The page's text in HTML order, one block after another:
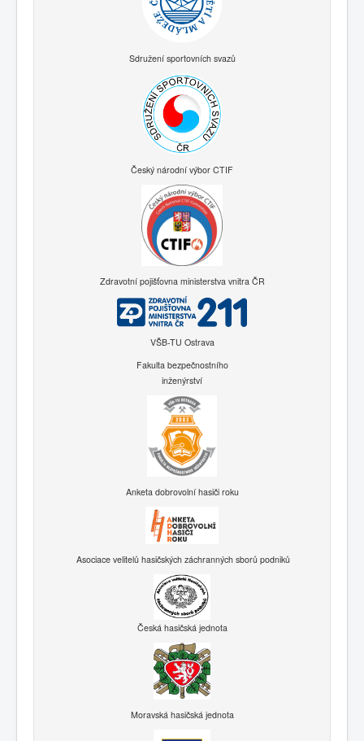
Sdružení sportovních svazů
Český národní výbor CTIF
Zdravotní pojišťovna ministerstva vnitra ČR
VŠB-TU Ostrava
Fakulta bezpečnostního
inženýrství
Anketa dobrovolní hasiči roku
Asociace velitelů hasičských záchranných sborů podniků
Česká hasičská jednota
Moravská hasičská jednota